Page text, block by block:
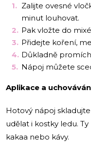
Zalijte ovesné
minut louhovat.
Pak vložte do
Přidejte koření,
Důkladně
Nápoj můžete
Aplikace a
Hotový nápoj
udělat i kostky ledu.
kakaa nebo kávy.